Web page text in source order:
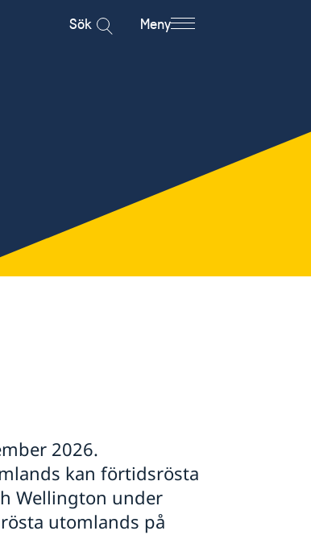
Sök Meny
2026.
kan förtidsrösta
Wellington under
utomlands på